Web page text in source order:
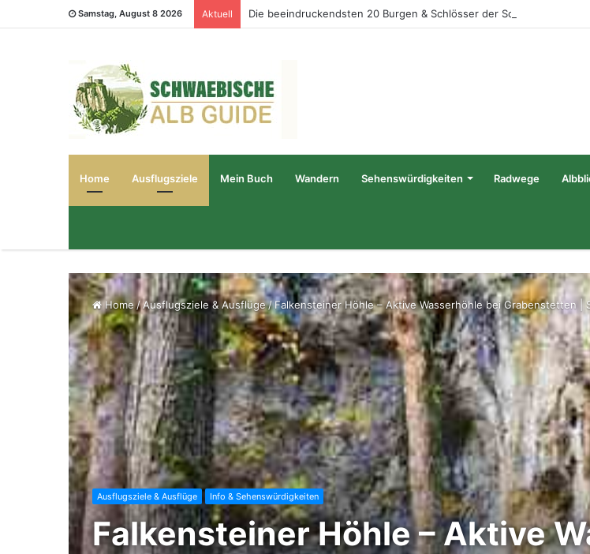
Samstag, August 8 2026 Aktuell Die beeindruckendsten 20 Burgen & Schlösser der Schwäbischen Alb
Home Ausflugsziele Mein Buch Wandern Sehenswürdigkeiten Radwege
Home /Ausflugsziele & Ausflüge/ Falkensteiner Höhle – Aktive Wasserhöhle bei Grabenstetten |
Ausflugsziele & Ausflüge Info & Sehenswürdigkeiten
Falkensteiner Höhle – Aktive